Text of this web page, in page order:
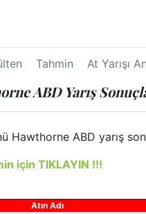
Tahmin At Yarışı
ABD Yarış
Hawthorne ABD yarış
için TIKLAYIN !!!
Atın Adı